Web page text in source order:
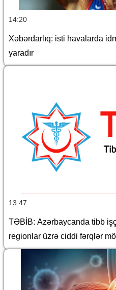
14:20
Xəbərdarlıq: isti havalarda
yaradır
13:47
TƏBİB: Azərbaycanda tibb
regionlar üzrə ciddi fərqlər